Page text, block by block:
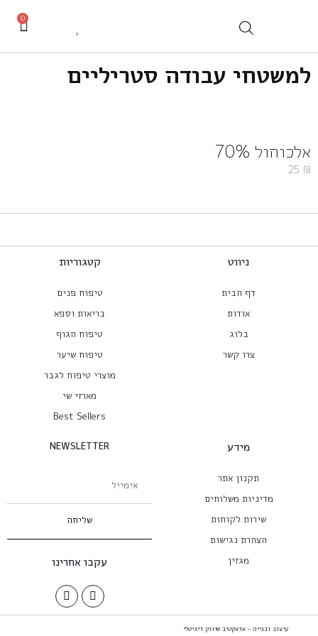
0
למשטחי עבודה סטריליים
אלכוהול 70%
25 ₪
ניווט
דף הבית
אודות
בלוג
צרו קשר
קטגוריות
טיפוח פנים
בריאות וספא
טיפוח הגוף
טיפוח שיער
מוצרי טיפוח לגבר
מארזי שי
Best Sellers
מידע
תקנון אתר
מדיניות משלוחים
שירות לקוחות
הצהרת נגישות
מגזין
NEWSLETTER
שליחה
עקבו אחרינו
עיצוב ובנייה – אדאקטיב שיווק דיגיטלי